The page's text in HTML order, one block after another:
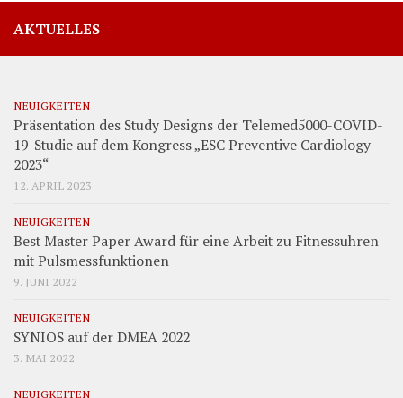
AKTUELLES
NEUIGKEITEN
Präsentation des Study Designs der Telemed5000-COVID-
19-Studie auf dem Kongress „ESC Preventive Cardiology
2023“
12. APRIL 2023
NEUIGKEITEN
Best Master Paper Award für eine Arbeit zu Fitnessuhren
mit Pulsmessfunktionen
9. JUNI 2022
NEUIGKEITEN
SYNIOS auf der DMEA 2022
3. MAI 2022
NEUIGKEITEN